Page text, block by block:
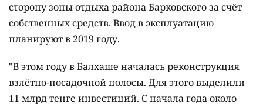
сторону зоны отдыха района Барковского за счёт
собственных средств. Ввод в эксплуатацию
планируют в 2019 году.
"В этом году в Балхаше началась реконструкция
взлётно-посадочной полосы. Для этого выделили
11 млрд тенге инвестиций. С начала года около